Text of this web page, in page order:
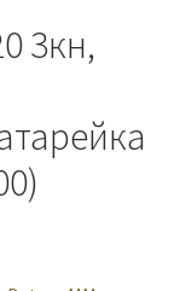
3кн,